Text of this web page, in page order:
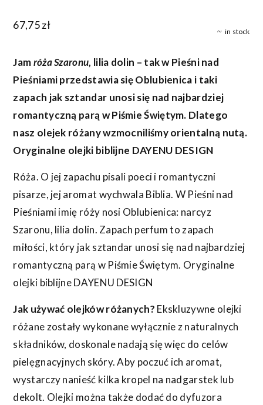
in stock
67,75zł
Jamróża Szaronu, lilia dolin – tak w Pieśni nad
Pieśniami przedstawia się Oblubienica i taki
zapach jak sztandar unosi się nad najbardziej
romantyczną parą w Piśmie Świętym. Dlatego
nasz olejek różany wzmocniliśmy orientalną nutą.
Oryginalne olejki biblijne DAYENU DESIGN
Róża. O jej zapachu pisali poeci i romantyczni
pisarze, jej aromat wychwala Biblia. W Pieśni nad
Pieśniami imię róży nosi Oblubienica: narcyz
Szaronu, lilia dolin. Zapach perfum to zapach
miłości, który jak sztandar unosi się nad najbardziej
romantyczną parą w Piśmie Świętym. Oryginalne
olejki biblijne DAYENU DESIGN
Jak używać olejków różanych? Ekskluzywne olejki
różane zostały wykonane wyłącznie z naturalnych
składników, doskonale nadają się więc do celów
pielęgnacyjnych skóry. Aby poczuć ich aromat,
wystarczy nanieść kilka kropel na nadgarstek lub
dekolt. Olejki można także dodać do dyfuzora